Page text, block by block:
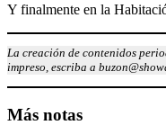
Y finalmente en la
La creación de contenidos
impreso, escriba a
Más notas